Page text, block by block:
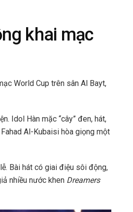
khai mạc
World Cup trên sân Al Bayt,
Idol Hàn mặc “cây” đen, hát,
Al-Kubaisi hòa giọng một
Bài hát có giai điệu sôi động,
nhiều nước khen Dreamers